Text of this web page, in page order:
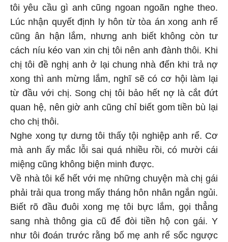
tôi yêu cầu gì anh cũng ngoan ngoãn nghe theo.
Lúc nhận quyết định ly hôn từ tòa án xong anh rể
cũng ân hận lắm, nhưng anh biết không còn tư
cách níu kéo van xin chị tôi nên anh đành thôi. Khi
chị tôi đề nghị anh ở lại chung nhà đến khi trả nợ
xong thì anh mừng lắm, nghĩ sẽ có cơ hội làm lại
từ đầu với chị. Song chị tôi bảo hết nợ là cắt đứt
quan hệ, nên giờ anh cũng chỉ biết gom tiền bù lại
cho chị thôi.
Nghe xong tự dưng tôi thấy tội nghiệp anh rể. Cơ
mà anh ấy mắc lỗi sai quá nhiều rồi, có mười cái
miệng cũng không biện minh được.
Về nhà tôi kể hết với mẹ những chuyện mà chị gái
phải trải qua trong mấy tháng hôn nhân ngắn ngủi.
Biết rõ đầu đuôi xong mẹ tôi bực lắm, gọi thẳng
sang nhà thông gia cũ để đòi tiền hộ con gái. Y
như tôi đoán trước rằng bố mẹ anh rể sốc ngược